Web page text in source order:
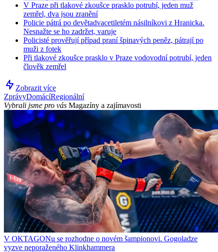
V Praze při tlakové zkoušce prasklo potrubí, jeden muž
zemřel, dva jsou zranění
Policie pátrá po devětadvacetiletém násilníkovi z Hranicka.
Nesnažte se ho zadržet, varuje
Policisté prověřují případ praní špinavých peněz, pátrají po
muži z fotek
Při tlakové zkoušce prasklo v Praze vodovodní potrubí, jeden
člověk zemřel
Zobrazit více
ZprávyDomácíRegionální
Vybrali jsme pro vás Magazíny a zajímavosti
V OKTAGONu se rozhodne o novém šampionovi. Gogoladze
vyzve neporaženého Klinkhammera